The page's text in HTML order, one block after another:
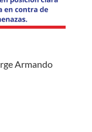
Armando